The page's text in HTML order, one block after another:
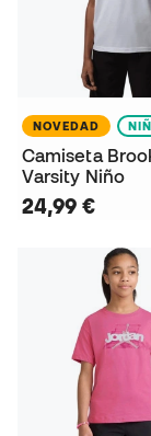
NOVEDAD
Camiseta
Varsity Niño
24,99 €